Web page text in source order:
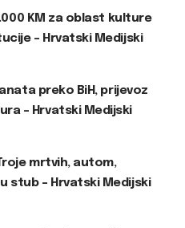
KM za oblast kulture
– Hrvatski Medijski
preko BiH, prijevoz
– Hrvatski Medijski
Troje mrtvih, autom,
stub – Hrvatski Medijski